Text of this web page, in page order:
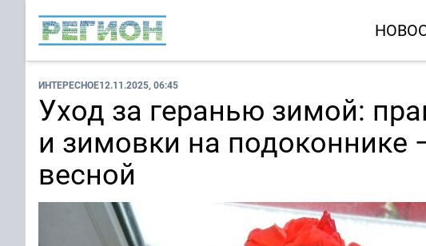
ИНТЕРЕСНОЕ12.11.2025, 06:45
Уход за геранью зимой:
и зимовки на
весной